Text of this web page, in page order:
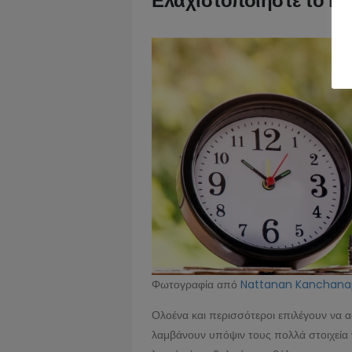
Φωτογραφία από Nattanan
Ολοένα και περισσότεροι επιλέγουν να
λαμβάνουν υπόψιν τους πολλά